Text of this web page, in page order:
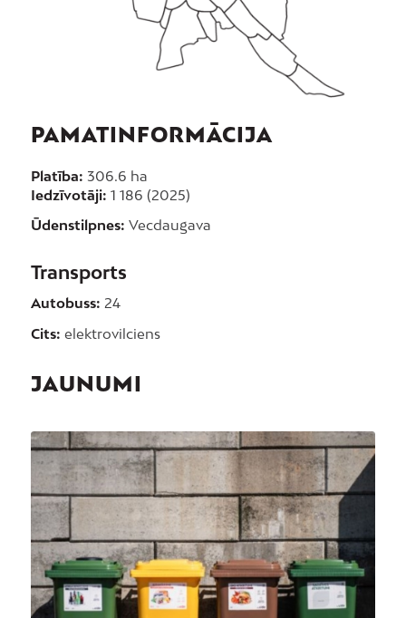
PAMATINFORMĀCIJA
Platība: 306.6 ha
Iedzīvotāji: 1 186 (2025)
Ūdenstilpnes: Vecdaugava
Transports
Autobuss: 24
Cits: elektrovilciens
JAUNUMI